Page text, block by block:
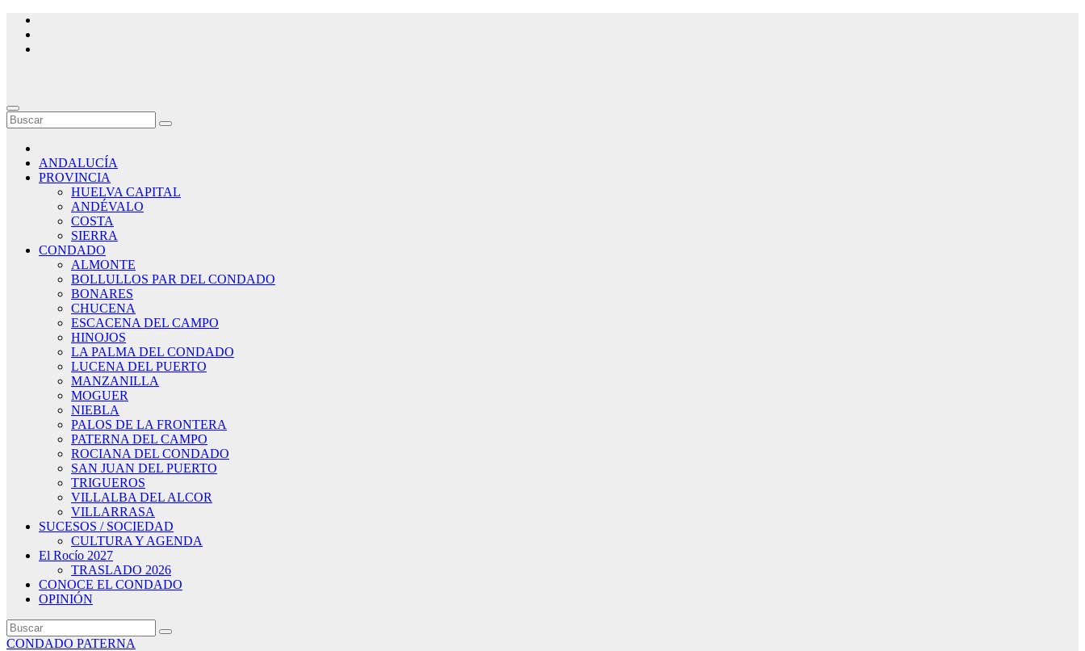
Saltar
contenido
ANDALUCÍA
PROVINCIA
HUELVA CAPITAL
ANDÉVALO
COSTA
SIERRA
CONDADO
ALMONTE
BOLLULLOS PAR DEL CONDADO
BONARES
CHUCENA
ESCACENA DEL CAMPO
HINOJOS
LA PALMA DEL CONDADO
LUCENA DEL PUERTO
MANZANILLA
MOGUER
NIEBLA
PALOS DE LA FRONTERA
PATERNA DEL CAMPO
ROCIANA DEL CONDADO
SAN JUAN DEL PUERTO
TRIGUEROS
VILLALBA DEL ALCOR
VILLARRASA
SUCESOS / SOCIEDAD
CULTURA Y AGENDA
El Rocío 2027
TRASLADO 2026
CONOCE EL CONDADO
OPINIÓN
CONDADO PATERNA